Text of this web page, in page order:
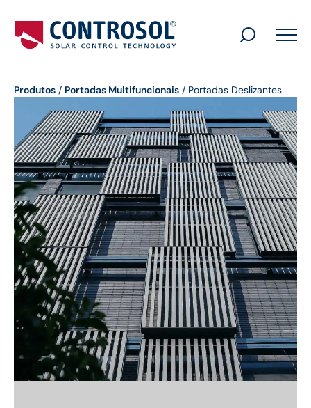
Produtos / Portadas Multifuncionais / Portadas Deslizantes